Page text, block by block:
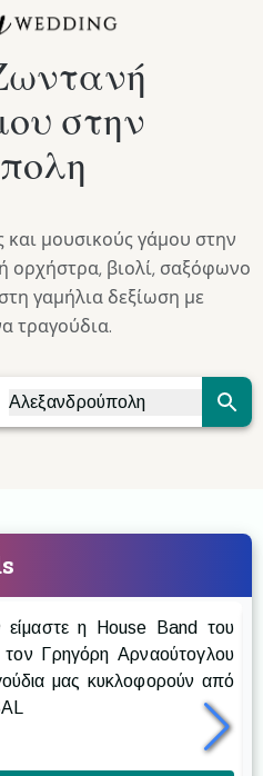
στην
και μουσικούς γάμου στην
ορχήστρα, βιολί, σαξόφωνο
γαμήλια δεξίωση με
τραγούδια.
Αλεξανδρούπολη
είμαστε η House Band του
Γρηγόρη Αρναούτογλου
μας κυκλοφορούν από